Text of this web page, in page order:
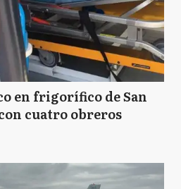
en frigorífico de San
cuatro obreros